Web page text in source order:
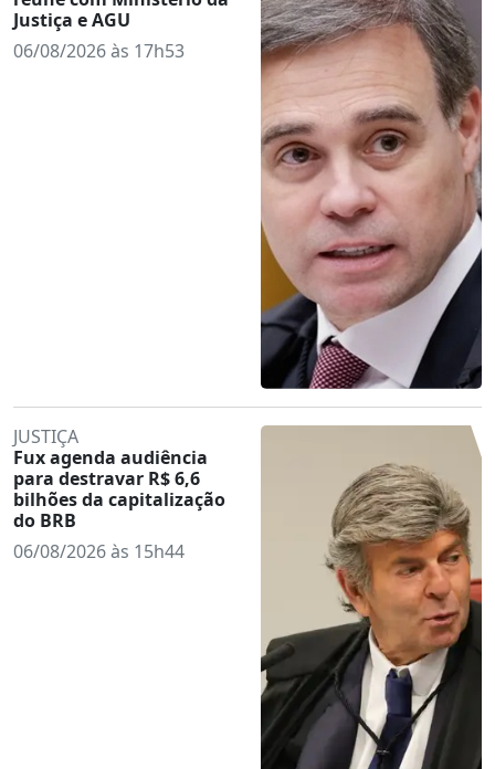
Justiça e AGU
06/08/2026 às 17h53
JUSTIÇA
Fux agenda audiência
para destravar R$ 6,6
bilhões da capitalização
do BRB
06/08/2026 às 15h44